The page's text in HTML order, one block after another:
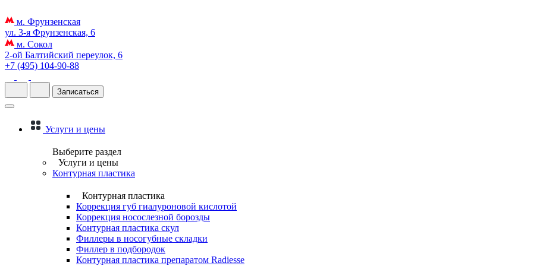
м. Фрунзенская
ул. 3-я Фрунзенская, 6
м. Сокол
2-ой Балтийский переулок, 6
+7 (495) 104-90-88
Записаться
Услуги и цены
Выберите раздел
Услуги и цены
Контурная пластика
Контурная пластика
Коррекция губ гиалуроновой кислотой
Коррекция носослезной борозды
Контурная пластика скул
Филлеры в носогубные складки
Филлер в подбородок
Контурная пластика препаратом Radiesse